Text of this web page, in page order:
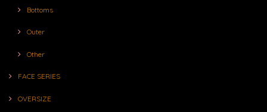
Bottoms
Outer
Other
FACE SERIES
OVERSIZE